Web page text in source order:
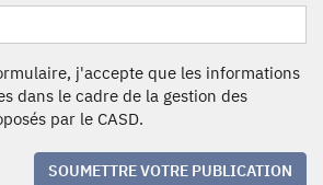
j'accepte que les informations
dans le cadre de la gestion des
par le CASD.
SOUMETTRE VOTRE PUBLICATION